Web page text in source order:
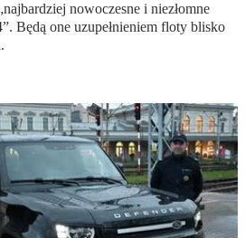
nowoczesne i niezłomne
Będą one uzupełnieniem floty blisko